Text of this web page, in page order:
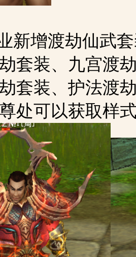
新增渡劫仙武
套装、九宫渡
套装、护法渡
处可以获取样